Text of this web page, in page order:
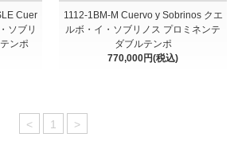
Cuer
ソブリ
ンポ
1112-1BM-M Cuervo y Sobrinos クエ
ルボ・イ・ソブリノス プロミネンテ
ダブルテンポ
770,000円(税込)
< 1 >